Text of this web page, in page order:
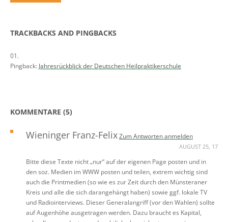
TRACKBACKS AND PINGBACKS
Pingback: Jahresrückblick der Deutschen Heilpraktikerschule
KOMMENTARE (5)
Wieninger Franz-FelixZum Antworten anmelden
AUGUST 25, 17
Bitte diese Texte nicht „nur“ auf der eigenen Page posten und in
den soz. Medien im WWW posten und teilen, extrem wichtig sind
auch die Printmedien (so wie es zur Zeit durch den Münsteraner
Kreis und alle die sich darangehängt haben) sowie ggf. lokale TV
und Radiointerviews. Dieser Generalangriff (vor den Wahlen) sollte
auf Augenhöhe ausgetragen werden. Dazu braucht es Kapital,